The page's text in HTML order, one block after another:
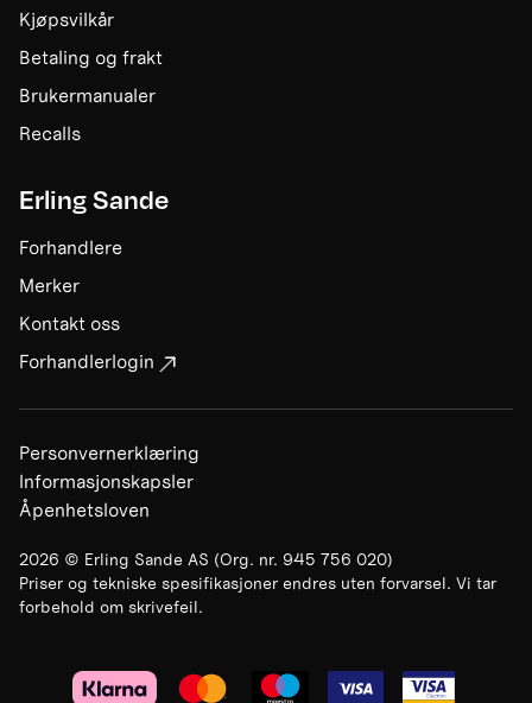
Kjøpsvilkår
Betaling og frakt
Brukermanualer
Recalls
Erling Sande
Forhandlere
Merker
Kontakt oss
Forhandlerlogin
2026 © Erling Sande AS (Org. nr. 945 756 020)
Priser og tekniske spesifikasjoner endres uten forvarsel. Vi tar
forbehold om skrivefeil.
Personvernerklæring
Informasjonskapsler
Åpenhetsloven